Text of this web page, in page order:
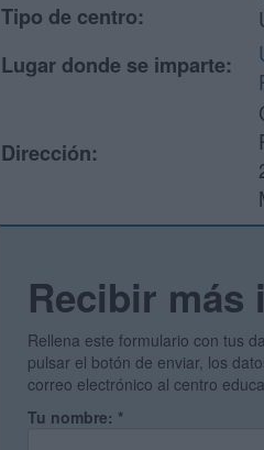
Tipo de centro:
Lugar donde se imparte:
Dirección:
Recibir más
Rellena este formulario con tus
pulsar el botón de enviar, los
correo electrónico al centro
Tu nombre: *